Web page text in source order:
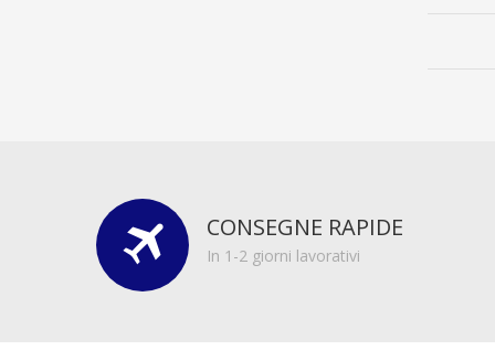
CONSEGNE RAPIDE
In 1-2 giorni lavorativi